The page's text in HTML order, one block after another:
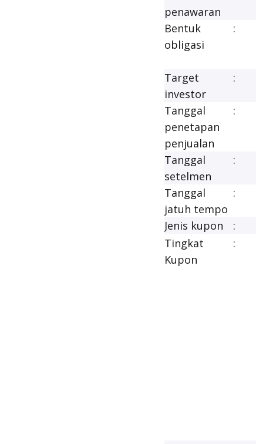
penawaran
Bentuk
obligasi
:
Target
investor
:
Tanggal
penetapan
penjualan
:
Tanggal
setelmen
:
Tanggal
jatuh tempo
:
Jenis kupon :
Tingkat
Kupon
: